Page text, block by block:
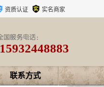
资质认证 实名商家
15932448883
联系方式